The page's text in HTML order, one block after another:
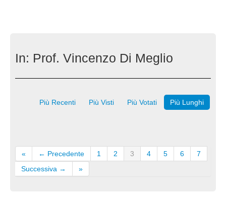
In: Prof. Vincenzo Di Meglio
Più Recenti Più Visti Più Votati Più Lunghi
« ← Precedente 1 2 3 4 5 6
7
Successiva →
»